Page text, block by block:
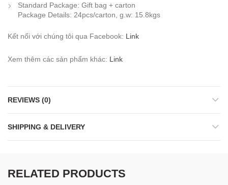
Standard Package: Gift bag + carton
Package Details: 24pcs/carton, g.w: 15.8kgs
Kết nối với chúng tôi qua Facebook: Link
Xem thêm các sản phẩm khác: Link
REVIEWS (0)
SHIPPING & DELIVERY
RELATED PRODUCTS